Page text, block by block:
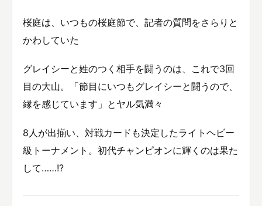
桜庭は、いつもの桜庭節で、記者の質問をさらりと
かわしていた
グレイシーと姓のつく相手を闘うのは、これで3回
目の大山。「節目にいつもグレイシーと闘うので、
縁を感じています」とヤル気満々
8人が出揃い、対戦カードも決定したライトヘビー
級トーナメント。初代チャンピオンに輝くのは果た
して……!?